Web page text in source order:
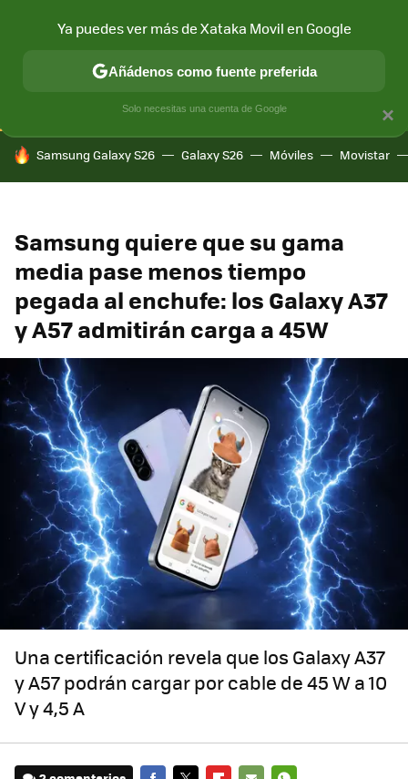
CONECTIVIDAD MÓVIL Y SOCIEDAD APLICACIONES
HOY SE HABLA DE
Samsung Galaxy S26 Galaxy S26 Móviles Movistar
Samsung quiere que su gama
media pase menos tiempo
pegada al enchufe: los Galaxy A37
y A57 admitirán carga a 45W
Una certificación revela que los Galaxy A37
y A57 podrán cargar por cable de 45 W a 10
V y 4,5 A
×
Ya puedes ver más de Xataka Movil en Google
Añádenos como fuente preferida
Solo necesitas una cuenta de Google